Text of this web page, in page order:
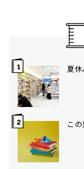
夏
こ